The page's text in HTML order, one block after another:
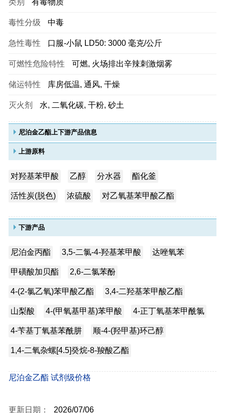
类别 有毒物质
毒性分级 中毒
急性毒性 口服-小鼠 LD50: 3000 毫克/公斤
可燃性危险特性 可燃, 火场排出辛辣刺激烟雾
储运特性 库房低温, 通风, 干燥
灭火剂 水, 二氧化碳, 干粉, 砂土
尼泊金乙酯上下游产品信息
上游原料
对羟基苯甲酸 乙醇 分水器 酯化釜
活性炭(脱色) 浓硫酸 对乙氧基苯甲酸乙酯
下游产品
尼泊金丙酯 3,5-二氯-4-羟基苯甲酸 达唑氧苯
甲磺酸加贝酯 2,6-二氯苯酚
4-(2-氯乙氧)苯甲酸乙酯 3,4-二羟基苯甲酸乙酯
山梨酸 4-(甲氧基甲基)苯甲酸 4-正丁氧基苯甲酰氯
4-苄基丁氧基苯酰肼 顺-4-(羟甲基)环己醇
1,4-二氧杂螺[4.5]癸烷-8-羧酸乙酯
尼泊金乙酯 试剂级价格
更新日期： 2026/07/06